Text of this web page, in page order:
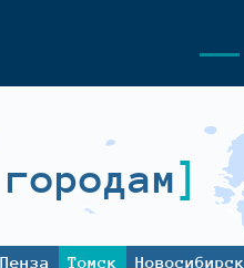
Пенза Томск Новосибирск